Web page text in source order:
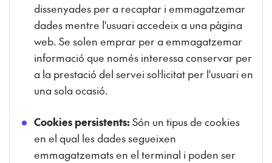
dissenyades per a recaptar i emmagatzemar
dades mentre l'usuari accedeix a una pàgina
web. Se solen emprar per a emmagatzemar
informació que només interessa conservar per
a la prestació del servei sol·licitat per l'usuari en
una sola ocasió.
Cookies persistents: Són un tipus de cookies
en el qual les dades segueixen
emmagatzemats en el terminal i poden ser